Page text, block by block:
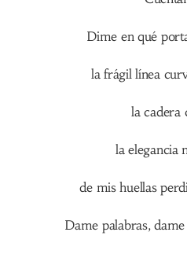
Dime en qué
la frágil línea
la cadera
la elegancia
de mis huellas
Dame palabras,